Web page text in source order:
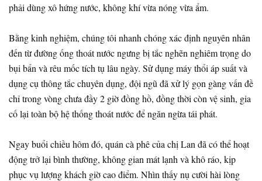
phải dùng xô hứng nước, không khí vừa nóng vừa ẩm.
Bằng kinh nghiệm, chúng tôi nhanh chóng xác định nguyên nhân
đến từ đường ống thoát nước ngưng bị tắc nghẽn nghiêm trọng do
bụi bẩn và rêu mốc tích tụ lâu ngày. Sử dụng máy thổi áp suất và
dụng cụ thông tắc chuyên dụng, đội ngũ đã xử lý gọn gàng vấn đề
chỉ trong vòng chưa đầy 2 giờ đồng hồ, đồng thời còn vệ sinh, gia
cố lại toàn bộ hệ thống thoát nước để ngăn ngừa tái phát.
Ngay buổi chiều hôm đó, quán cà phê của chị Lan đã có thể hoạt
động trở lại bình thường, không gian mát lạnh và khô ráo, kịp
phục vụ lượng khách giờ cao điểm. Nhìn thấy nụ cười hài lòng